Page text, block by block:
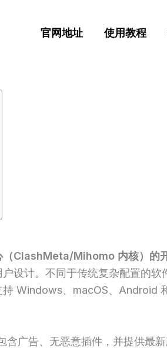
官网地址 使用教程
ClashMeta/Mihomo 内核）的
设计。不同于传统复杂配置的软
持 Windows、macOS、Android
含广告、无恶意插件，并提供最